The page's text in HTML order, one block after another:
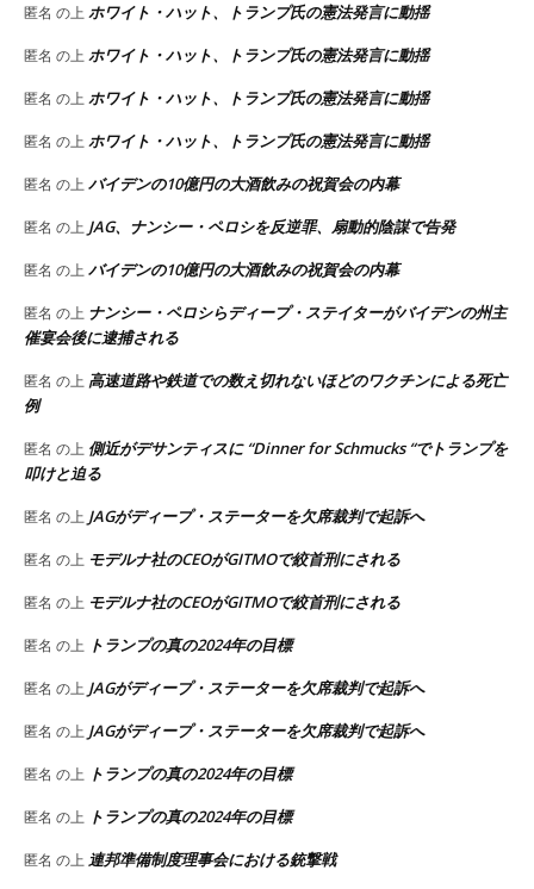
匿名 の上 ホワイト・ハット、トランプ氏の憲法発言に動揺
匿名 の上 ホワイト・ハット、トランプ氏の憲法発言に動揺
匿名 の上 ホワイト・ハット、トランプ氏の憲法発言に動揺
匿名 の上 ホワイト・ハット、トランプ氏の憲法発言に動揺
匿名 の上 バイデンの10億円の大酒飲みの祝賀会の内幕
匿名 の上 JAG、ナンシー・ペロシを反逆罪、扇動的陰謀で告発
匿名 の上 バイデンの10億円の大酒飲みの祝賀会の内幕
匿名 の上 ナンシー・ペロシらディープ・ステイターがバイデンの州主
催宴会後に逮捕される
匿名 の上 高速道路や鉄道での数え切れないほどのワクチンによる死亡
例
匿名 の上 側近がデサンティスに “Dinner for Schmucks “でトランプを
叩けと迫る
匿名 の上 JAGがディープ・ステーターを欠席裁判で起訴へ
匿名 の上 モデルナ社のCEOがGITMOで絞首刑にされる
匿名 の上 モデルナ社のCEOがGITMOで絞首刑にされる
匿名 の上 トランプの真の2024年の目標
匿名 の上 JAGがディープ・ステーターを欠席裁判で起訴へ
匿名 の上 JAGがディープ・ステーターを欠席裁判で起訴へ
匿名 の上 トランプの真の2024年の目標
匿名 の上 トランプの真の2024年の目標
匿名 の上 連邦準備制度理事会における銃撃戦